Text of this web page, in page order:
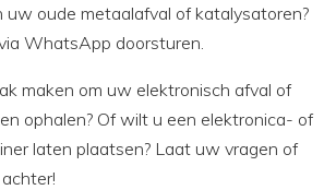
uw oude metaalafval of katalysatoren?
WhatsApp doorsturen.
maken om uw elektronisch afval of
ophalen? Of wilt u een elektronica- of
laten plaatsen? Laat uw vragen of